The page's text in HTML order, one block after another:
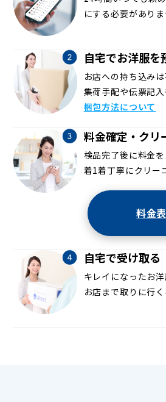
にする必要がありま
自宅でお洋服を
お店への持ち込み
集荷手配や伝票記入
梱包方法について
料金確定・クリ
検品完了後に料金
着1着丁寧にクリー
料金
自宅で受け取る
キレイになったお
お店まで取りに行